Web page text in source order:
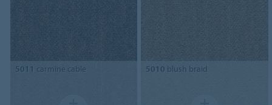
5011 carmine cable 5010 blush braid